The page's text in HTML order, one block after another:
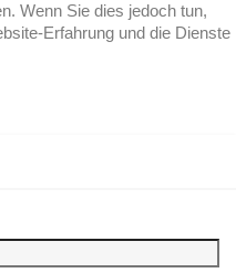
Wenn Sie dies jedoch tun,
Erfahrung und die Dienste